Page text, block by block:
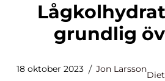
Lågkolhydratkost en
grundlig
18 oktober 2023 Jon Larsson
Diet